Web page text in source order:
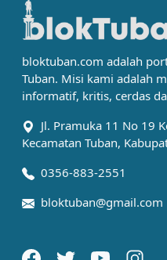
bloktuban.com adalah
Tuban. Misi kami adalah
informatif, kritis, cerdas
Jl. Pramuka 11 No 19
Kecamatan Tuban,
0356-883-2551
bloktuban@gmail.com